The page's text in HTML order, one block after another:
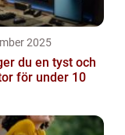
2025
du en tyst och
för under 10